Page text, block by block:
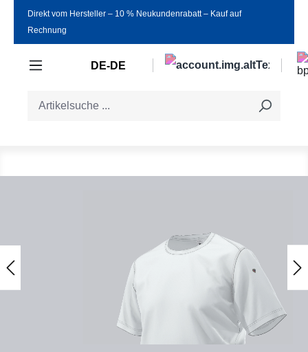
Zum Hauptinhalt springen
Direkt vom Hersteller ‒ 10 % Neukundenrabatt ‒ Kauf auf
Rechnung
DE-DE